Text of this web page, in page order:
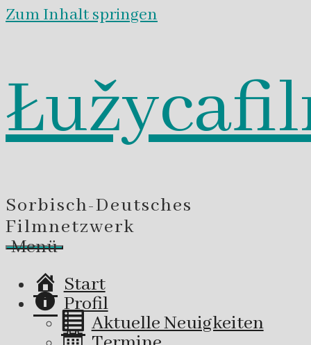
Zum Inhalt springen
Sorbisch-Deutsches
Filmnetzwerk
Menü
Start
Profil
Aktuelle Neuigkeiten